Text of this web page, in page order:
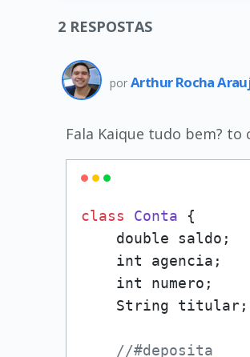
2 RESPOSTAS
por Arthur Rocha
Fala Kaique tudo bem?
class Conta {
    double saldo;
    int agencia;
    int numero;
    String titular;
//#deposita